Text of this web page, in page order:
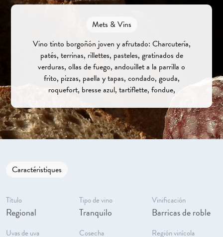
Mets & Vins
Vino tinto borgoñón joven y afrutado: Charcutería,
patés, terrinas, rillettes, pasteles, gratinados de
verduras, ollas de fuego, andouillet a la parrilla o
frito, pizzas, paella y tapas, condado, gouda,
roquefort, bresse azul, tartiflette, fondue,
Caractéristiques
Título
Regional
Tipo de vino
Tranquilo
Vinificación
Barricas de roble
Uvas de uva Cosecha Región vinícola